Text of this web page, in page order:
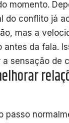
momento.
do conflito já
mas a
antes da fala.
a sensação de
passo